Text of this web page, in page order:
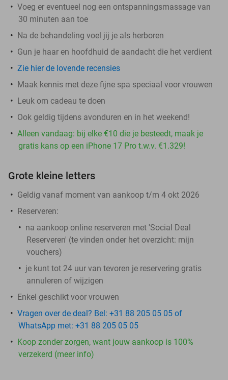
Voeg er eventueel nog een ontspanningsmassage van
30 minuten aan toe
Na de behandeling voel jij je als herboren
Gun je haar en hoofdhuid de aandacht die het verdient
Zie hier de lovende recensies
Maak kennis met deze fijne spa speciaal voor vrouwen
Leuk om cadeau te doen
Ook geldig tijdens avonduren en in het weekend!
Alleen vandaag: bij elke €10 die je besteedt, maak je
gratis kans op een iPhone 17 Pro t.w.v. €1.329!
Grote kleine letters
Geldig vanaf moment van aankoop t/m 4 okt 2026
Reserveren:
na aankoop online reserveren met 'Social Deal
Reserveren' (te vinden onder het overzicht: mijn
vouchers)
je kunt tot 24 uur van tevoren je reservering gratis
annuleren of wijzigen
Enkel geschikt voor vrouwen
Vragen over de deal? Bel: +31 88 205 05 05 of
WhatsApp met: +31 88 205 05 05
Koop zonder zorgen, want jouw aankoop is 100%
verzekerd (meer info)